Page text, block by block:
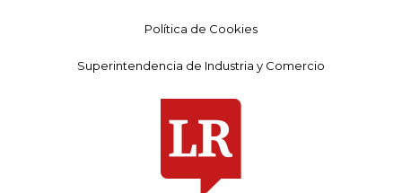
Política de Cookies
Superintendencia de Industria y Comercio